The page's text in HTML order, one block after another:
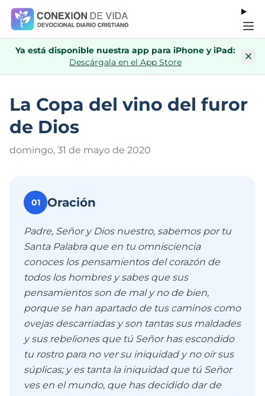
Ya está disponible nuestra app para iPhone y iPad:
Descárgala en el App Store
La Copa del vino del furor
de Dios
domingo, 31 de mayo de 2020
01 Oración
Padre, Señor y Dios nuestro, sabemos por tu
Santa Palabra que en tu omnisciencia
conoces los pensamientos del corazón de
todos los hombres y sabes que sus
pensamientos son de mal y no de bien,
porque se han apartado de tus caminos como
ovejas descarriadas y son tantas sus maldades
y sus rebeliones que tú Señor has escondido
tu rostro para no ver su iniquidad y no oír sus
súplicas; y es tanta la iniquidad que tú Señor
ves en el mundo, que has decidido dar de